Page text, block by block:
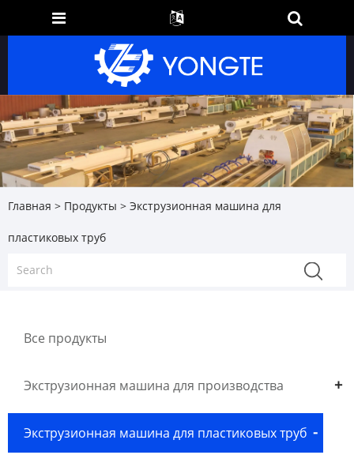
Главная > Продукты > Экструзионная машина для
пластиковых труб
Все продукты
Экструзионная машина для производства
древесного пластика WPC
Экструзионная машина для пластиковых труб